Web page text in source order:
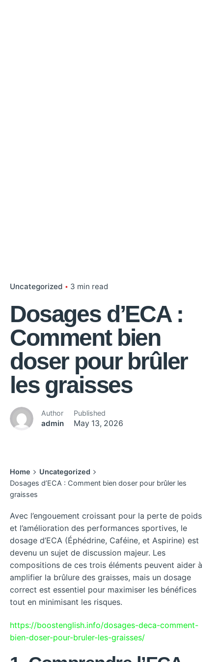
Uncategorized 3 min read
Dosages d’ECA :
Comment bien
doser pour brûler
les graisses
Author
admin
Published
May 13, 2026
Home
Uncategorized
Dosages d’ECA : Comment bien doser pour brûler les
graisses
Avec l’engouement croissant pour la perte de poids
et l’amélioration des performances sportives, le
dosage d’ECA (Éphédrine, Caféine, et Aspirine) est
devenu un sujet de discussion majeur. Les
compositions de ces trois éléments peuvent aider à
amplifier la brûlure des graisses, mais un dosage
correct est essentiel pour maximiser les bénéfices
tout en minimisant les risques.
https://boostenglish.info/dosages-deca-comment-
bien-doser-pour-bruler-les-graisses/